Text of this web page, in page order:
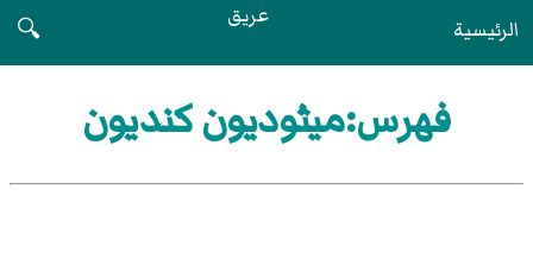
الرئيسية عريق
🔍
فهرس:ميثوديون كنديون